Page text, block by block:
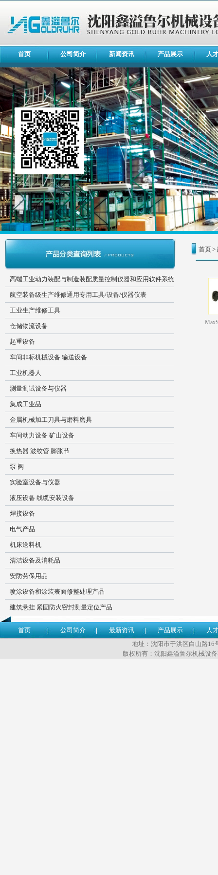
首页 公司简介 新闻资讯 产品展示 人
高端工业动力装配与制造装配质量控制仪器和应用软件系统
航空装备级生产维修通用专用工具/设备/仪器仪表
工业生产维修工具
仓储物流设备
起重设备
车间非标机械设备 输送设备
工业机器人
测量测试设备与仪器
集成工业品
金属机械加工刀具与磨料磨具
车间动力设备 矿山设备
换热器 波纹管 膨胀节
泵 阀
实验室设备与仪器
液压设备 线缆安装设备
焊接设备
电气产品
机床送料机
清洁设备及消耗品
安防劳保用品
喷涂设备和涂装表面修整处理产品
建筑悬挂 紧固防火密封测量定位产品
首页>
首页 公司简介 最新资讯 产品展示
人
地址：沈阳市于洪区白山路16
版权所有：沈阳鑫溢鲁尔机械设